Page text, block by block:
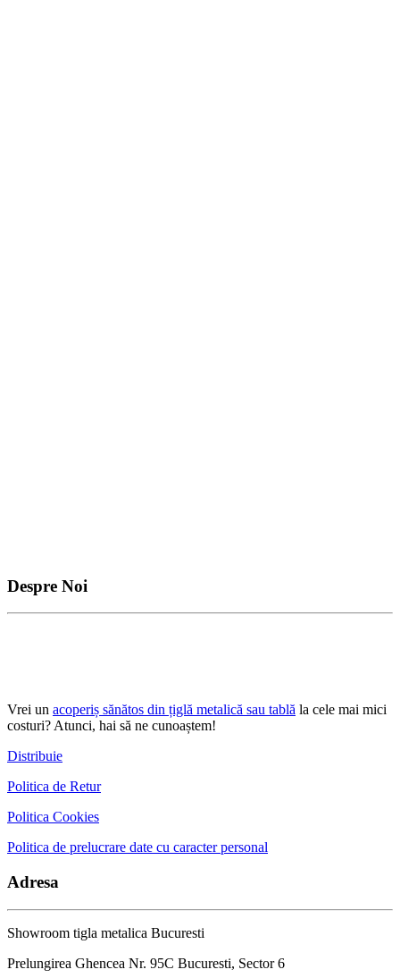
Despre Noi
Vrei un acoperiș sănătos din țiglă metalică sau tablă la cele mai mici
costuri? Atunci, hai să ne cunoaștem!
Distribuie
Politica de Retur
Politica Cookies
Politica de prelucrare date cu caracter personal
Adresa
Showroom tigla metalica Bucuresti
Prelungirea Ghencea Nr. 95C Bucuresti, Sector 6